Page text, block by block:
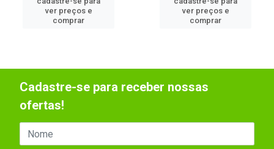
ver preços e
comprar
ver preços e
comprar
Cadastre-se para receber nossas
ofertas!